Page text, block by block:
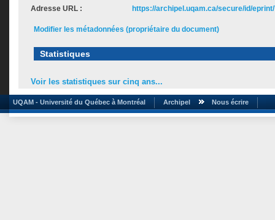
Adresse URL :
https://archipel.uqam.ca/secure/id/
Modifier les métadonnées (propriétaire du document)
Statistiques
Voir les statistiques sur cinq ans...
UQAM - Université du Québec à Montréal Archipel Nous écrire